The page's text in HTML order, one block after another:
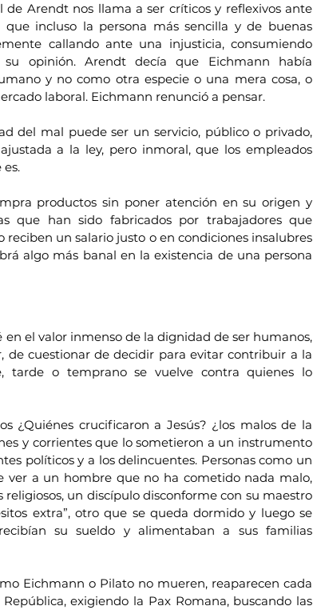
Arendt nos llama a ser críticos y reflexivos ante
incluso la persona más sencilla y de buenas
callando ante una injusticia, consumiendo
opinión. Arendt decía que Eichmann había
y no como otra especie o una mera cosa, o
laboral. Eichmann renunció a pensar.
del mal puede ser un servicio, público o privado,
a la ley, pero inmoral, que los empleados
productos sin poner atención en su origen y
que han sido fabricados por trabajadores que
un salario justo o en condiciones insalubres
algo más banal en la existencia de una persona
el valor inmenso de la dignidad de ser humanos,
de cuestionar de decidir para evitar contribuir a la
tarde o temprano se vuelve contra quienes lo
¿Quiénes crucificaron a Jesús? ¿los malos de la
y corrientes que lo sometieron a un instrumento
políticos y a los delincuentes. Personas como un
ver a un hombre que no ha cometido nada malo,
un discípulo disconforme con su maestro
extra”, otro que se queda dormido y luego se
su sueldo y alimentaban a sus familias
Eichmann o Pilato no mueren, reaparecen cada
exigiendo la Pax Romana, buscando las